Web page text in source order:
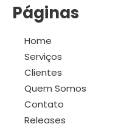
Páginas
Home
Serviços
Clientes
Quem Somos
Contato
Releases